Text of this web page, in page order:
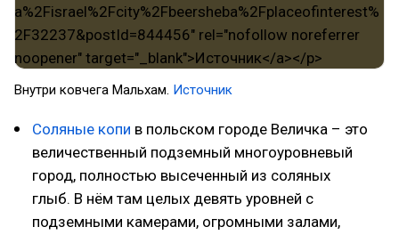
Внутри ковчега Мальхам. Источник
Соляные копи в польском городе Величка – это
величественный подземный многоуровневый
город, полностью высеченный из соляных
глыб. В нём там целых девять уровней с
подземными камерами, огромными залами,